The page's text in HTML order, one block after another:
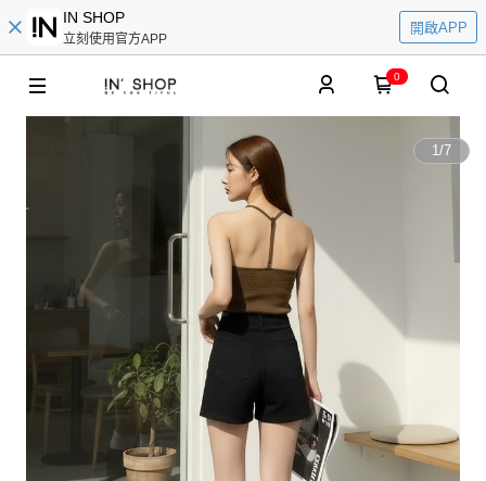
IN SHOP
立刻使用官方APP
開啟APP
0
1/7